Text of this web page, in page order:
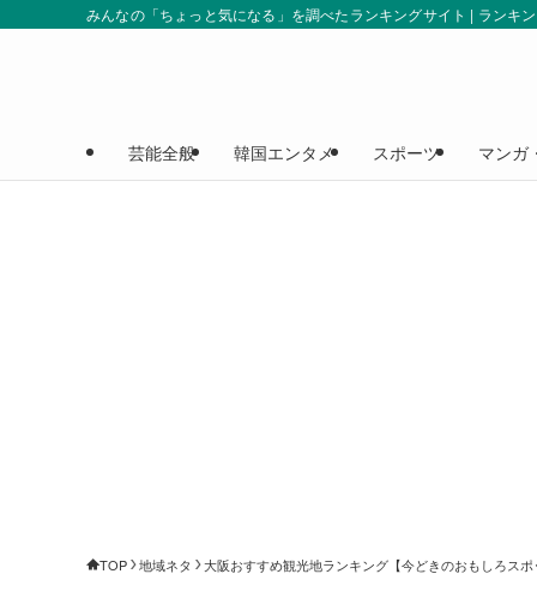
みんなの「ちょっと気になる」を調べたランキングサイト | ランキ
芸能全般 韓国エンタメ スポーツ マンガ
TOP 地域ネタ 大阪おすすめ観光地ランキング【今どきのおもしろス